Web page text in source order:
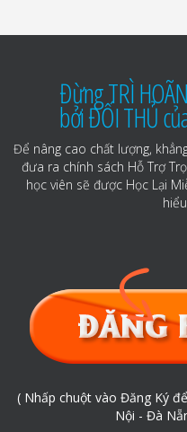
Đừng TRÌ
bởi ĐỐI THỦ
Để nâng cao chất lượng,
đưa ra chính sách Hỗ Trợ
học viên sẽ được Học Lại
( Nhấp chuột vào Đăng Ký
Nội - Đà